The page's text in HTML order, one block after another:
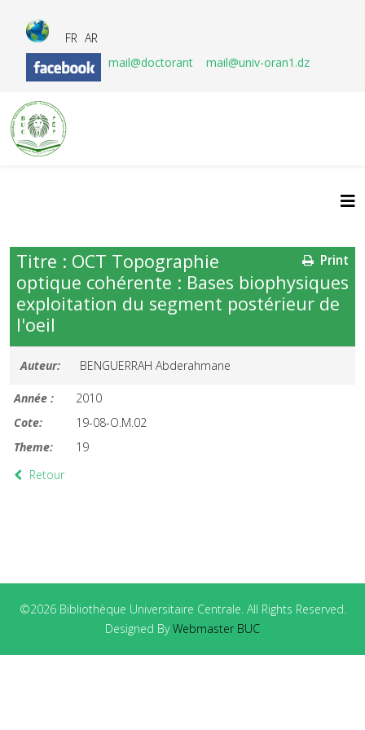
FR AR
mail@doctorant
mail@univ-oran1.dz
Print
Titre : OCT Topographie
optique cohérente : Bases biophysiques
exploitation du segment postérieur de
l'oeil
Auteur: BENGUERRAH Abderahmane
Année :
2010
Cote:
19-08-O.M.02
Theme:
19
Retour
©2026 Bibliothèque Universitaire Centrale. All Rights Reserved.
Designed ByWebmaster BUC